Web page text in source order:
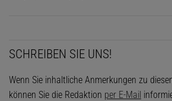
SCHREIBEN SIE UNS!
Wenn Sie inhaltliche Anmerkungen zu
können Sie die Redaktion per E-Mail